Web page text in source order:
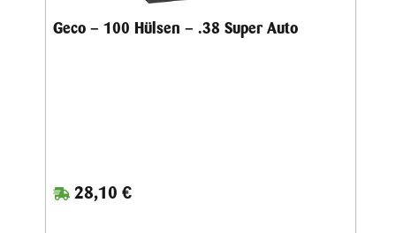
Geco – 100 Hülsen – .38 Super Auto
28,10 €